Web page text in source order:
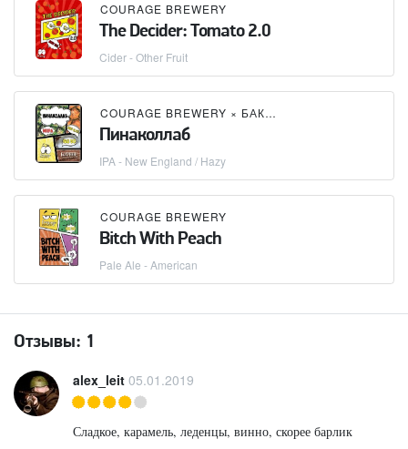
COURAGE BREWERY
The Decider: Tomato 2.0
Cider - Other Fruit
COURAGE BREWERY × БАКУНИН / BAKUNIN BREWING CO.
Пинаколлаб
IPA - New England / Hazy
COURAGE BREWERY
Bitch With Peach
Pale Ale - American
Отзывы: 1
alex_leit 05.01.2019
Сладкое, карамель, леденцы, винно, скорее барлик